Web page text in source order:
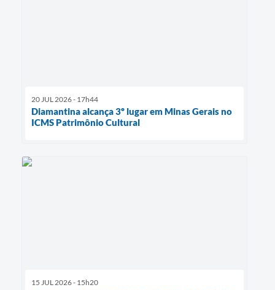
20 JUL 2026 - 17h44
Diamantina alcança 3º lugar em Minas Gerais no
ICMS Patrimônio Cultural
15 JUL 2026 - 15h20